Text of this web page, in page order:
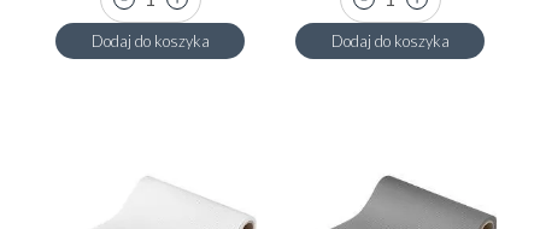
Dodaj do koszyka Dodaj do koszyka